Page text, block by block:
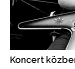
Koncert